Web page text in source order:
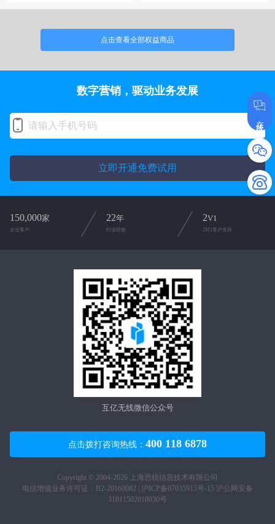
点击查看全部权益商品
在线咨询
数字营销，驱动业务发展
立即开通免费试用
150,000家
企业客户
22年
行业经验
2V1
2对1客户支持
互亿无线微信公众号
点击拨打咨询热线： 400 118 6878
Copyright © 2004-2026 上海思锐信息技术有限公司
电信增值业务许可证：B2-20160082 | 沪ICP备07035915号-15 沪公网安备
31011502010030号